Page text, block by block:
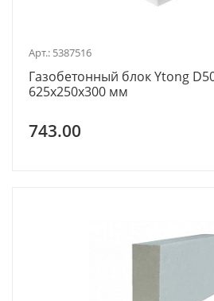
Арт.: 5387516
Газобетонный блок Ytong
625х250х300 мм
743.00